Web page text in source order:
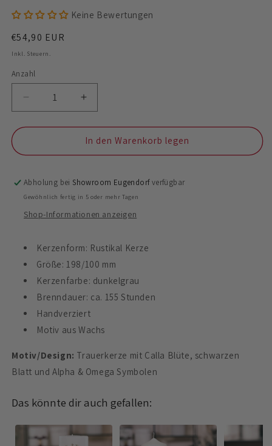
Keine Bewertungen
Normaler
Preis
€54,90 EUR
Inkl. Steuern.
Anzahl
Anzahl
Verringere
die
Menge
Trauerkerze
der
Erinnerung&quot;
Erhöhe
die
Menge
für
Trauerkerze
der
In den Warenkorb legen
Abholung bei Showroom Eugendorfverfügbar
Gewöhnlich fertig in 5 oder mehr Tagen
Shop-Informationen anzeigen
Kerzenform: Rustikal Kerze
Größe: 198/100 mm
Kerzenfarbe: dunkelgrau
Brenndauer: ca. 155 Stunden
Handverziert
Motiv aus Wachs
Motiv/Design: Trauerkerze mit Calla Blüte, schwarzen
Blatt und Alpha & Omega Symbolen
Das könnte dir auch gefallen: